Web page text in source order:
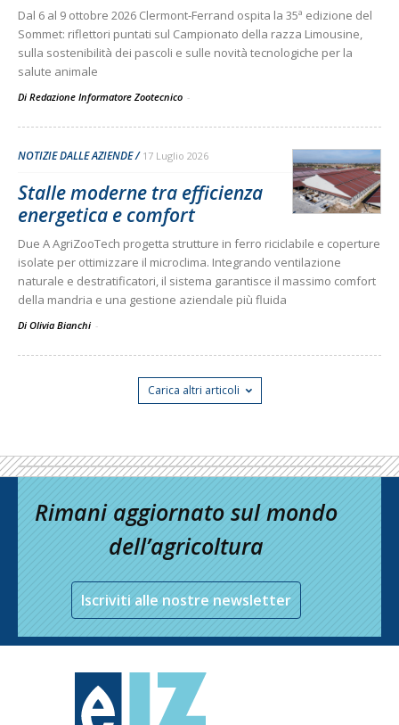
Dal 6 al 9 ottobre 2026 Clermont-Ferrand ospita la 35ª edizione del
Sommet: riflettori puntati sul Campionato della razza Limousine,
sulla sostenibilità dei pascoli e sulle novità tecnologiche per la
salute animale
Di Redazione Informatore Zootecnico -
NOTIZIE DALLE AZIENDE 17 Luglio 2026
Stalle moderne tra efficienza
energetica e comfort
Due A AgriZooTech progetta strutture in ferro riciclabile e coperture
isolate per ottimizzare il microclima. Integrando ventilazione
naturale e destratificatori, il sistema garantisce il massimo comfort
della mandria e una gestione aziendale più fluida
Di Olivia Bianchi -
Carica altri articoli
Rimani aggiornato sul mondo
dell’agricoltura
Iscriviti alle nostre newsletter